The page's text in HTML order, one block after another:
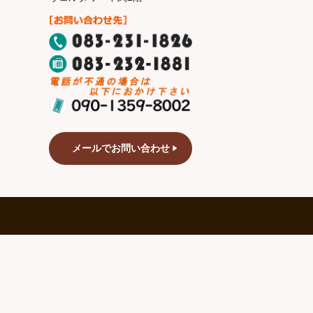
メールでお問い合わせ